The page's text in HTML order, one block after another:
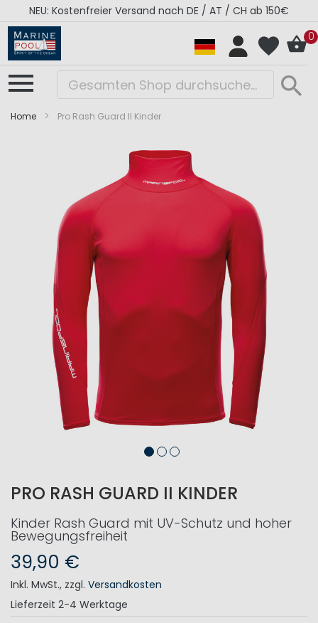
NEU: Kostenfreier Versand nach DE / AT / CH ab 150€
0
Home Pro Rash Guard II Kinder
Bildergalerie
springen
Bildergalerie
springen
PRO RASH GUARD II KINDER
Kinder Rash Guard mit UV-Schutz und hoher
Bewegungsfreiheit
39,90 €
Inkl. MwSt., zzgl. Versandkosten
Lieferzeit 2-4 Werktage